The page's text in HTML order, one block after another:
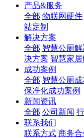
产品&服务
全部 物联网硬件
站定制
解决方案
全部 智慧公厕
决方案 智慧家
成功案例
全部 智慧公厕成
保净化成功案例
新闻资讯
全部 公司新闻
联系我们
联系方式 商务合